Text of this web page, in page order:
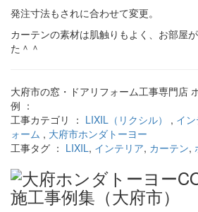
発注寸法もされに合わせて変更。
カーテンの素材は肌触りもよく、お部屋
た＾＾
大府市の窓・ドアリフォーム工事専門店
例 ：
工事カテゴリ ： LIXIL（リクシル） , イ
ォーム , 大府市ホンダトーヨー
工事タグ ： LIXIL, インテリア, カーテン,